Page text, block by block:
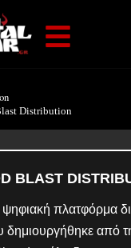
Distribution
BLAST
ψηφιακή πλατφόρμα
δημιουργήθηκε από